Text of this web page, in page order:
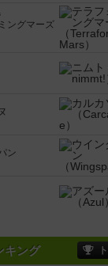
ングマーズ
ン
キング